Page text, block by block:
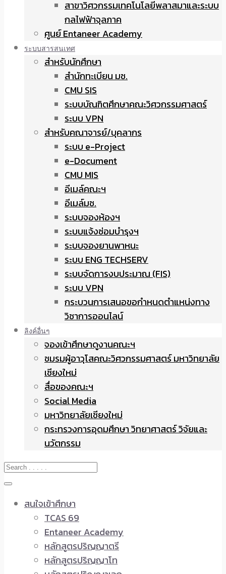
สาขาวิศวกรรมเทคโนโลยีพลาสมาและระบบ
กลไฟฟ้าจุลภาค
ศูนย์ Entaneer Academy
ระบบสารสนเทศ
สำหรับนักศึกษา
สำนักทะเบียน มช.
CMU SIS
ระบบบัณฑิตศึกษาคณะวิศวกรรมศาสตร์
ระบบ VPN
สำหรับคณาจารย์/บุคลากร
ระบบ e-Project
e-Document
CMU MIS
อีเมล์คณะฯ
อีเมล์มช.
ระบบจองห้องฯ
ระบบแจ้งซ่อมบำรุงฯ
ระบบจองยานพาหนะ
ระบบ ENG TECHSERV
ระบบจัดการงบประมาณ (FIS)
ระบบ VPN
กระบวนการเสนอขอกำหนดตำแหน่งทาง
วิชาการออนไลน์
ลิงค์อื่นๆ
จองเข้าศึกษาดูงานคณะฯ
ชมรมผู้อาวุโสคณะวิศวกรรมศาสตร์ มหาวิทยาลัย
เชียงใหม่
สื่อของคณะฯ
Social Media
มหาวิทยาลัยเชียงใหม่
กระทรวงการอุดมศึกษา วิทยาศาสตร์ วิจัยและ
นวัตกรรม
สนใจเข้าศึกษา
TCAS 69
Entaneer Academy
หลักสูตรปริญญาตรี
หลักสูตรปริญญาโท